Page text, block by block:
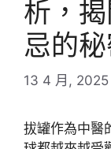
析，
忌的秘
13 4 月, 2025
拔罐作為中醫